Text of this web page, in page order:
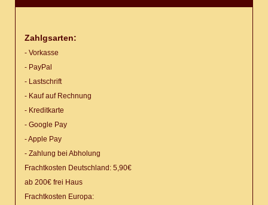
Zahlgsarten:
- Vorkasse
- PayPal
- Lastschrift
- Kauf auf Rechnung
- Kreditkarte
- Google Pay
- Apple Pay
- Zahlung bei Abholung
Frachtkosten Deutschland: 5,90€
ab 200€ frei Haus
Frachtkosten Europa: